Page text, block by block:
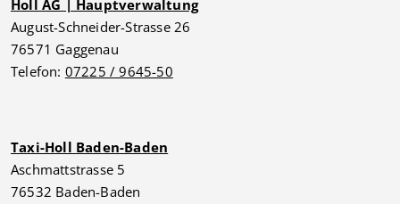
Holl AG | Hauptverwaltung
August-Schneider-Strasse 26
76571 Gaggenau
Telefon: 07225 / 9645-50
Taxi-Holl Baden-Baden
Aschmattstrasse 5
76532 Baden-Baden